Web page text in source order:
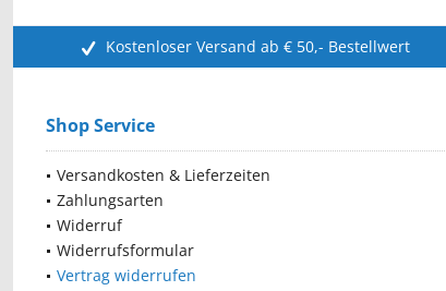
Kostenloser Versand ab € 50,- Bestellwert
Shop Service
Versandkosten & Lieferzeiten
Zahlungsarten
Widerruf
Widerrufsformular
Vertrag widerrufen